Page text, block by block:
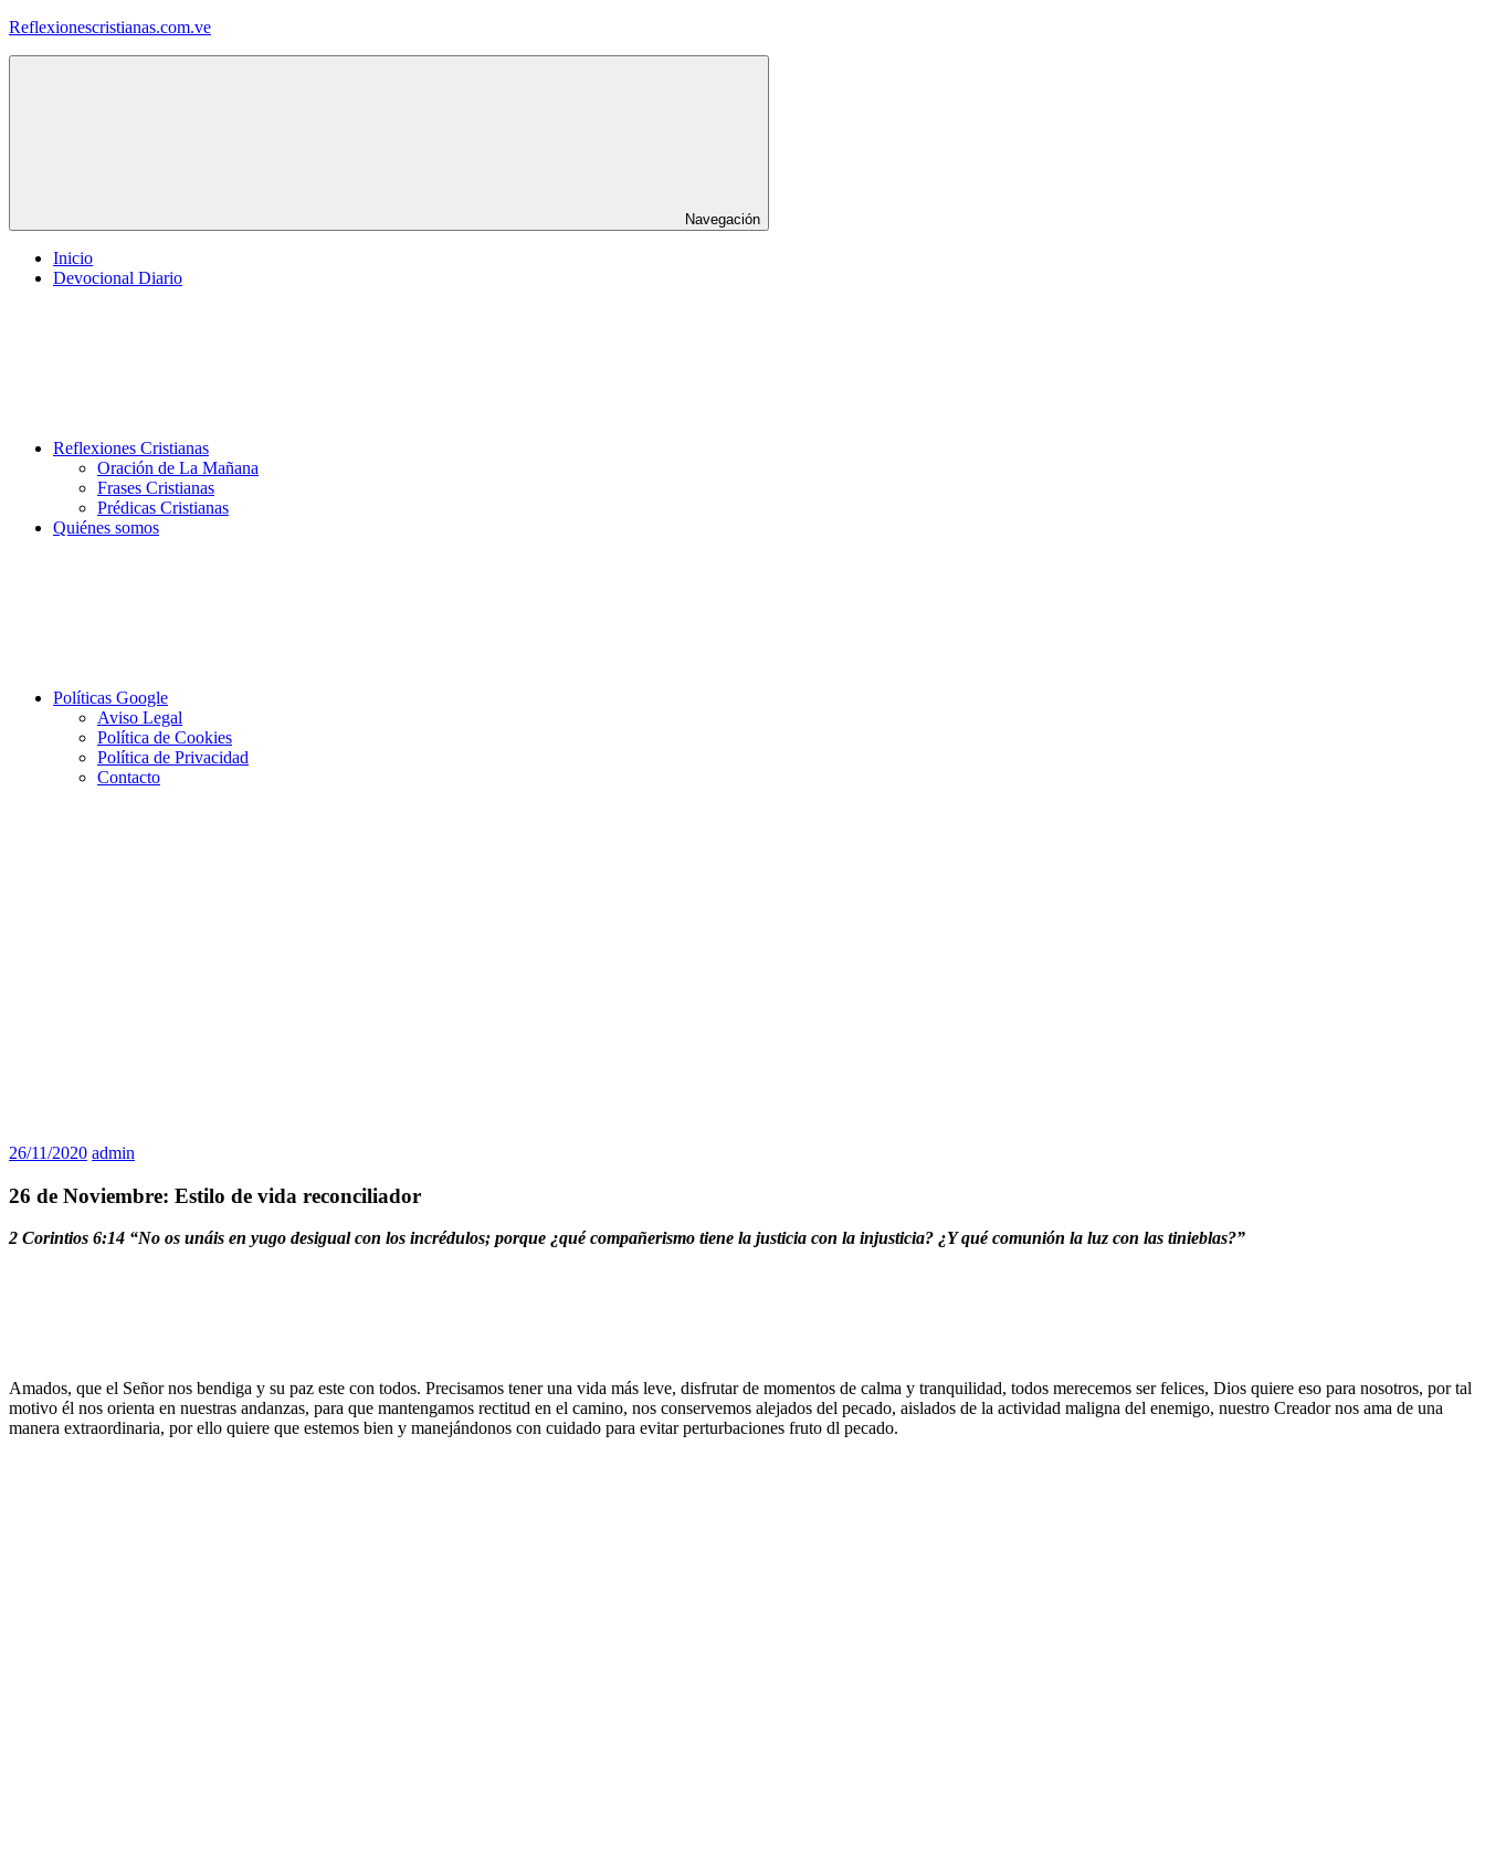
Saltar
Reflexionescristianas.com.ve
Navegación
Inicio
Devocional Diario
Reflexiones Cristianas
Oración de La Mañana
Frases Cristianas
Prédicas Cristianas
Quiénes somos
Políticas Google
Aviso Legal
Política de Cookies
Política de Privacidad
Contacto
26/11/2020 admin
26 de Noviembre: Estilo de vida reconciliador
2 Corintios 6:14 “No os unáis en yugo desigual con los incrédulos; porque ¿qué compañerismo tiene la justicia con la injusticia? ¿Y qué comunión la luz con las tinieblas?”
Amados, que el Señor nos bendiga y su paz este con todos. Precisamos tener una vida más leve, disfrutar de momentos de calma y tranquilidad, todos merecemos ser felices, Dios quiere eso para nosotros, por tal
motivo él nos orienta en nuestras andanzas, para que mantengamos rectitud en el camino, nos conservemos alejados del pecado, aislados de la actividad maligna del enemigo, nuestro Creador nos ama de una
manera extraordinaria, por ello quiere que estemos bien y manejándonos con cuidado para evitar perturbaciones fruto dl pecado.